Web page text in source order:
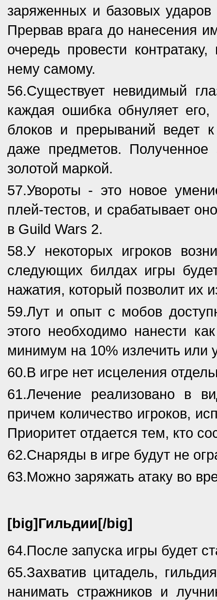
заряженных и базовых
Прервав врага до нанесения
очередь провести
нему самому.
56.Существует невидимый
каждая ошибка обнуляет
блоков и прерываний ведет
даже предметов. Полученное
золотой маркой.
57.Увороты - это новое
плей-тестов, и срабатывает
в Guild Wars 2.
58.У некоторых игроков
следующих билдах игры
нажатия, который позволит их
59.Лут и опыт с мобов
этого необходимо нанести
минимум на 10% излечить или
60.В игре нет исцеления
61.Лечение реализовано в
причем количество игроков,
Приоритет отдается тем, кто
62.Снаряды в игре будут не
63.Можно заряжать атаку во
[big]Гильдии[/big]
64.После запуска игры будет
65.Захватив цитадель,
нанимать стражников и